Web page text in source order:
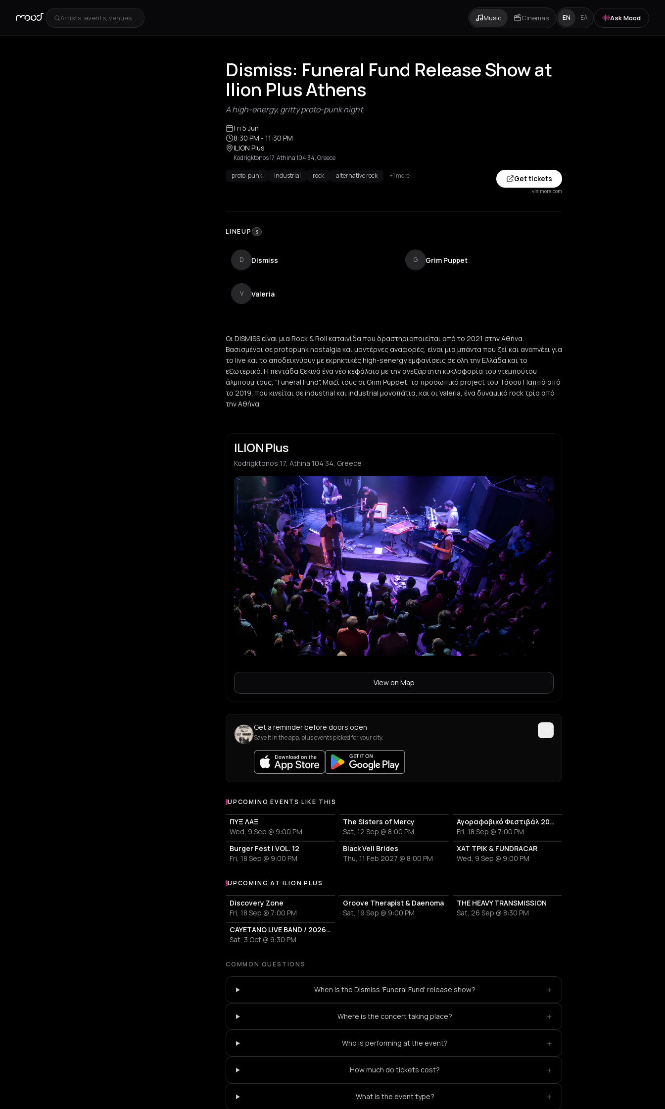
Artists, events, venues... Music Cinemas EN ΕΛ Ask Mood
Dismiss: Funeral Fund Release Show at
Ilion Plus Athens
A high-energy, gritty proto-punk night.
Fri 5 Jun
8:30 PM - 11:30 PM
ILION Plus
Kodrigktonos 17, Athina 104 34, Greece
proto-punk industrial rock alternative rock +1 more Get tickets
via more.com
LINEUP 3
D Dismiss G Grim Puppet
V Valeria
Οι DISMISS είναι μια Rock & Roll καταιγίδα που δραστηριοποιείται από το 2021 στην Αθήνα.
Βασισμένοι σε protopunk nostalgia και μοντέρνες αναφορές, είναι μια μπάντα που ζεί και αναπνέει για
το live και το αποδεικνύουν με εκρηκτικές high-senergy εμφανίσεις σε όλη την Ελλάδα και το
εξωτερικό. Η πεντάδα ξεκινά ένα νέο κεφάλαιο με την ανεξάρτητη κυκλοφορία του ντεμπούτου
άλμπουμ τους, "Funeral Fund". Μαζί τους οι Grim Puppet, το προσωπικό project του Τάσου Παππά από
το 2019, που κινείται σε industrial και industrial μονοπάτια, και οι Valeria, ένα δυναμικό rock τρίο από
την Αθήνα.
ILION Plus
Kodrigktonos 17, Athina 104 34, Greece
View on Map
Get a reminder before doors open
Save it in the app, plus events picked for your city.
UPCOMING EVENTS LIKE THIS
ΠΥΞ ΛΑΞ
Wed, 9 Sep @ 9:00 PM
The Sisters of Mercy
Sat, 12 Sep @ 8:00 PM
Αγοραφοβικό Φεστιβάλ 2026
Fri, 18 Sep @ 7:00 PM
Burger Fest | VOL. 12
Fri, 18 Sep @ 9:00 PM
Black Veil Brides
Thu, 11 Feb 2027 @ 8:00 PM
ΧΑΤ ΤΡΙΚ & FUNDRACAR
Wed, 9 Sep @ 9:00 PM
More events at ILION Plus
UPCOMING AT ILION PLUS
Discovery Zone
Fri, 18 Sep @ 7:00 PM
Groove Therapist & Daenoma
Sat, 19 Sep @ 9:00 PM
THE HEAVY TRANSMISSION
Sat, 26 Sep @ 8:30 PM
CAYETANO LIVE BAND / 2026 TOUR
Sat, 3 Oct @ 9:30 PM
COMMON QUESTIONS
When is the Dismiss 'Funeral Fund' release show? +
Where is the concert taking place? +
Who is performing at the event? +
How much do tickets cost? +
What is the event type? +